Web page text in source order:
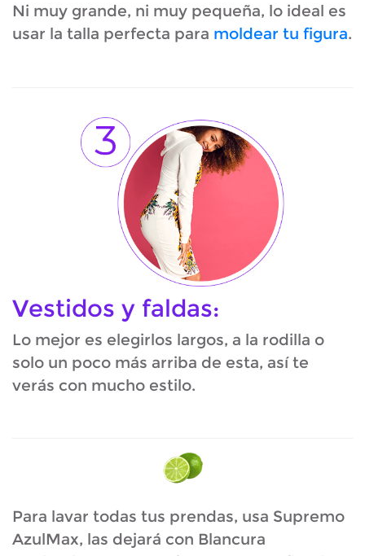
Ni muy grande, ni muy pequeña, lo ideal es
usar la talla perfecta para moldear tu figura.
Vestidos y faldas:
Lo mejor es elegirlos largos, a la rodilla o
solo un poco más arriba de esta, así te
verás con mucho estilo.
Para lavar todas tus prendas, usa Supremo
AzulMax, las dejará con Blancura